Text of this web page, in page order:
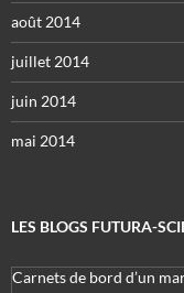
août 2014
juillet 2014
juin 2014
mai 2014
LES BLOGS FUTURA-
Carnets de bord d’un